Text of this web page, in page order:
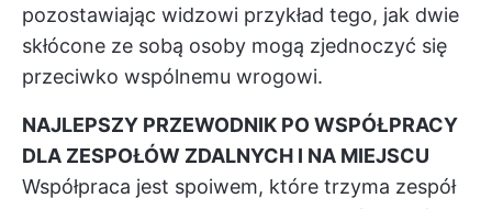
pozostawiając widzowi przykład tego, jak dwie
skłócone ze sobą osoby mogą zjednoczyć się
przeciwko wspólnemu wrogowi.
NAJLEPSZY PRZEWODNIK PO WSPÓŁPRACY
DLA ZESPOŁÓW ZDALNYCH I NA MIEJSCU
Współpraca jest spoiwem, które trzyma zespół